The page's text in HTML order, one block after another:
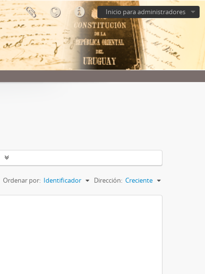
Inicio para administradores
Ordenar por: Identificador Dirección: Creciente